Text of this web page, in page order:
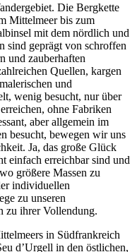
Die Bergkette
Mittelmeer bis zum
mit dem nördlich und
sind geprägt von schroffen
und zauberhaften
Quellen, kargen
und
wenig besucht, nur über
ohne Fabriken
aber allgemein im
besucht, bewegen wir uns
Ja, das große Glück
einfach erreichbar sind und
größere Massen zu
individuellen
zu unseren
zu ihrer Vollendung.
in Südfrankreich
d’Urgell in den östlichen,